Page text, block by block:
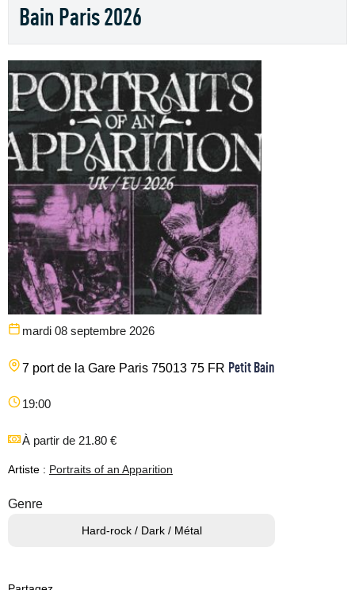
Bain Paris 2026
mardi 08 septembre 2026
7 port de la Gare Paris 75013 75 FR Petit Bain
19:00
À partir de 21.80 €
Artiste : Portraits of an Apparition
Genre
Hard-rock / Dark / Métal